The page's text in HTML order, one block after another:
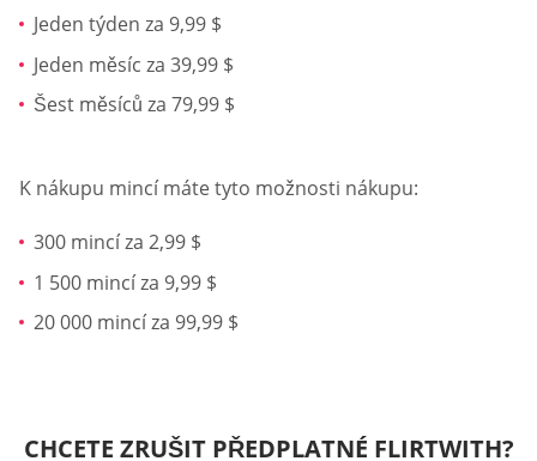
Jeden týden za 9,99 $
Jeden měsíc za 39,99 $
Šest měsíců za 79,99 $
K nákupu mincí máte tyto možnosti nákupu:
300 mincí za 2,99 $
1 500 mincí za 9,99 $
20 000 mincí za 99,99 $
CHCETE ZRUŠIT PŘEDPLATNÉ FLIRTWITH?